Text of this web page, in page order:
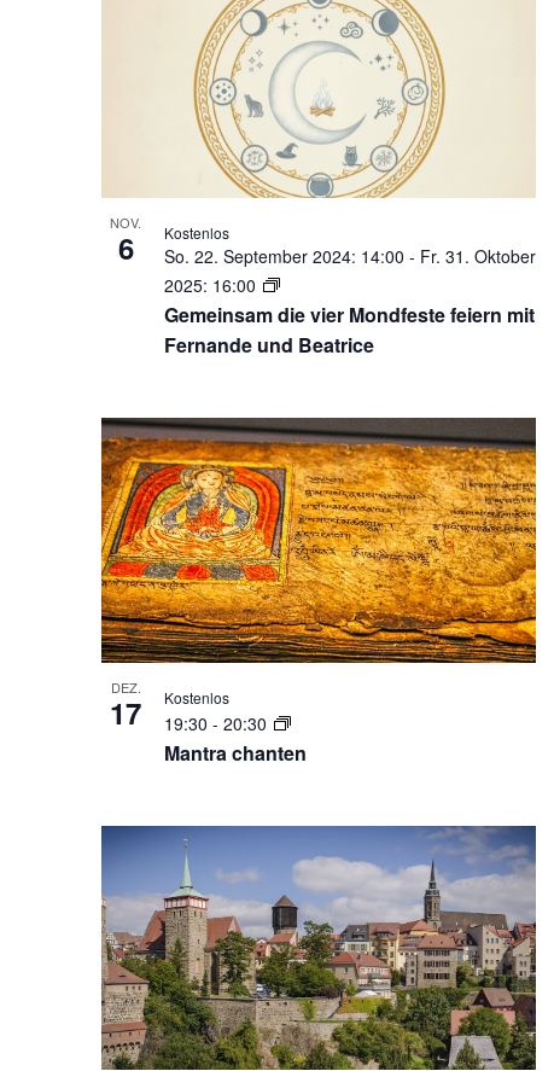
Veranstaltungen
aktualisieren
Veranstaltungen
Photo
View
NOV.
6
Gemeinsam die vier Mondfeste feiern mit
Fernande und Beatrice
So. 22. September 2024: 14:00 - Fr. 31. Oktober
2025: 16:00
Kostenlos
DEZ.
17
Mantra chanten
19:30 - 20:30
Kostenlos